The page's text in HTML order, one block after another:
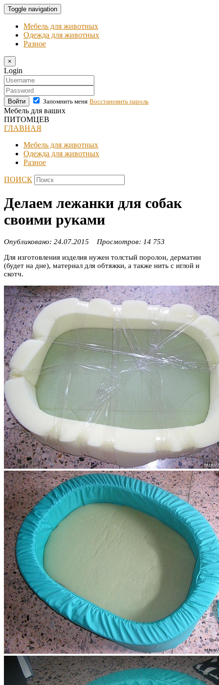
Toggle navigation
Мебель для животных
Одежда для животных
Разное
×
Login
Войти Запомнить меня Восстановить пароль
Мебель для ваших
ПИТОМЦЕВ
ГЛАВНАЯ
Мебель для животных
Одежда для животных
Разное
ПОИСК
Делаем лежанки для собак
своими руками
Опубликовано: 24.07.2015 Просмотров: 14 753
Для изготовления изделия нужен толстый поролон, дерматин
(будет на дне), материал для обтяжки, а также нить с иглой и
скотч.